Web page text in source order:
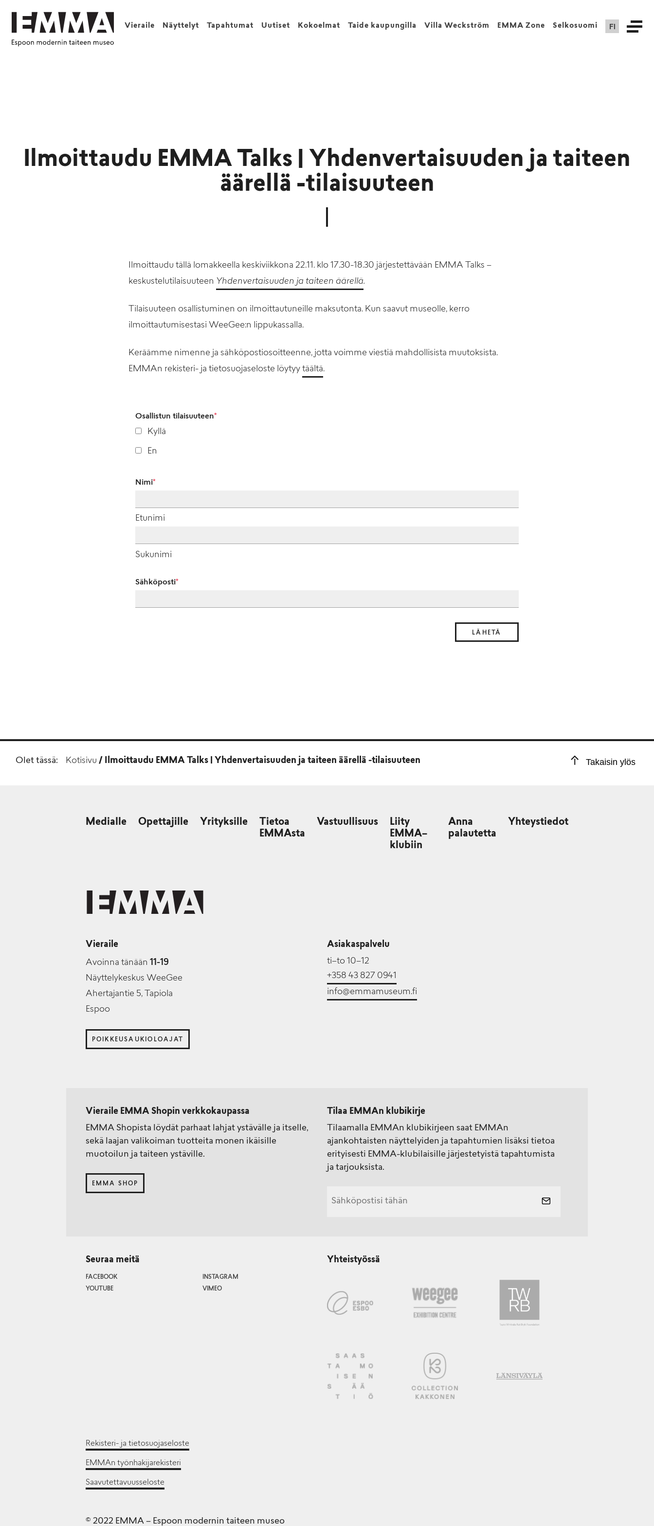
Vieraile Näyttelyt Tapahtumat Uutiset Kokoelmat Taide kaupungilla Villa Weckström EMMA Zone Selkosuomi FI
Ilmoittaudu EMMA Talks | Yhdenvertaisuuden ja taiteen
äärellä -tilaisuuteen
Ilmoittaudu tällä lomakkeella keskiviikkona 22.11. klo 17.30-18.30 järjestettävään EMMA Talks –
keskustelutilaisuuteen Yhdenvertaisuuden ja taiteen äärellä.
Tilaisuuteen osallistuminen on ilmoittautuneille maksutonta. Kun saavut museolle, kerro
ilmoittautumisestasi WeeGee:n lippukassalla.
Keräämme nimenne ja sähköpostiosoitteenne, jotta voimme viestiä mahdollisista muutoksista.
EMMAn rekisteri- ja tietosuojaseloste löytyy täältä.
Osallistun tilaisuuteen*
Kyllä
En
Nimi*
Etunimi
Sukunimi
Sähköposti*
Olet tässä: Kotisivu / Ilmoittaudu EMMA Talks | Yhdenvertaisuuden ja taiteen äärellä -tilaisuuteen Takaisin ylös
Medialle Opettajille Yrityksille
Tietoa
EMMAsta
Vastuullisuus
Liity
EMMA–
klubiin
Anna
palautetta
Yhteystiedot
Vieraile
Avoinna tänään 11-19
Näyttelykeskus WeeGee
Ahertajantie 5, Tapiola
Espoo
POIKKEUSAUKIOLOAJAT
Asiakaspalvelu
ti–to 10–12
+358 43 827 0941
info@emmamuseum.fi
Vieraile EMMA Shopin verkkokaupassa
EMMA Shopista löydät parhaat lahjat ystävälle ja itselle,
sekä laajan valikoiman tuotteita monen ikäisille
muotoilun ja taiteen ystäville.
EMMA SHOP
Tilaa EMMAn klubikirje
Tilaamalla EMMAn klubikirjeen saat EMMAn
ajankohtaisten näyttelyiden ja tapahtumien lisäksi tietoa
erityisesti EMMA-klubilaisille järjestetyistä tapahtumista
ja tarjouksista.
Seuraa meitä
FACEBOOK
INSTAGRAM
YOUTUBE
VIMEO
Yhteistyössä
Rekisteri- ja tietosuojaseloste
EMMAn työnhakijarekisteri
Saavutettavuusseloste
© 2022 EMMA – Espoon modernin taiteen museo